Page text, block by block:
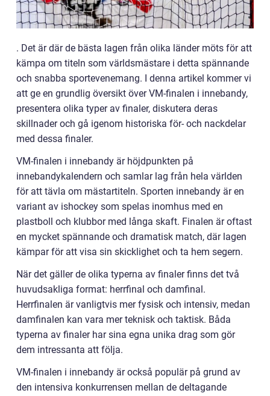
. Det är där de bästa lagen från olika länder möts för att
kämpa om titeln som världsmästare i detta spännande
och snabba sportevenemang. I denna artikel kommer vi
att ge en grundlig översikt över VM-finalen i innebandy,
presentera olika typer av finaler, diskutera deras
skillnader och gå igenom historiska för- och nackdelar
med dessa finaler.
VM-finalen i innebandy är höjdpunkten på
innebandykalendern och samlar lag från hela världen
för att tävla om mästartiteln. Sporten innebandy är en
variant av ishockey som spelas inomhus med en
plastboll och klubbor med långa skaft. Finalen är oftast
en mycket spännande och dramatisk match, där lagen
kämpar för att visa sin skicklighet och ta hem segern.
När det gäller de olika typerna av finaler finns det två
huvudsakliga format: herrfinal och damfinal.
Herrfinalen är vanligtvis mer fysisk och intensiv, medan
damfinalen kan vara mer teknisk och taktisk. Båda
typerna av finaler har sina egna unika drag som gör
dem intressanta att följa.
VM-finalen i innebandy är också populär på grund av
den intensiva konkurrensen mellan de deltagande